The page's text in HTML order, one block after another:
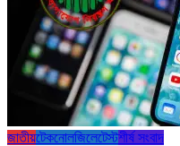
জাতীয়টেকনোলজিলেটেস্টশীর্ষ সংবাদ